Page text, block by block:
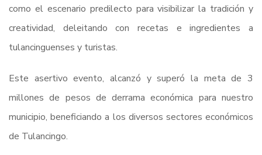
como el escenario predilecto para visibilizar la tradición y
creatividad, deleitando con recetas e ingredientes a
tulancinguenses y turistas.
Este asertivo evento, alcanzó y superó la meta de 3
millones de pesos de derrama económica para nuestro
municipio, beneficiando a los diversos sectores económicos
de Tulancingo.